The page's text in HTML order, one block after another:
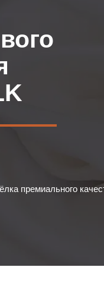
премиального